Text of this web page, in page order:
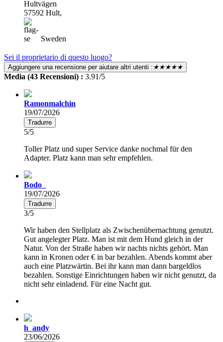
Hultvägen
57592 Hult,
Sweden
Sei il proprietario di questo luogo?
Aggiungere una recensione per aiutare altri utenti : ★★★★★
Media (43 Recensioni) : 3.91/5
Ramonmalchin
19/07/2026
Tradurre
5/5
Toller Platz und super Service danke nochmal für den
Adapter. Platz kann man sehr empfehlen.
Bodo_
19/07/2026
Tradurre
3/5
Wir haben den Stellplatz als Zwischenübernachtung genutzt.
Gut angelegter Platz. Man ist mit dem Hund gleich in der
Natur. Von der Straße haben wir nachts nichts gehört. Man
kann in Kronen oder € in bar bezahlen. Abends kommt aber
auch eine Platzwärtin. Bei ihr kann man dann bargeldlos
bezahlen. Sonstige Einrichtungen haben wir nicht genutzt, da
nicht sehr einladend. Für eine Nacht gut.
h_andy
23/06/2026